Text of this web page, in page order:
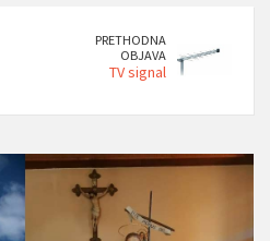
PRETHODNA
OBJAVA
TV signal